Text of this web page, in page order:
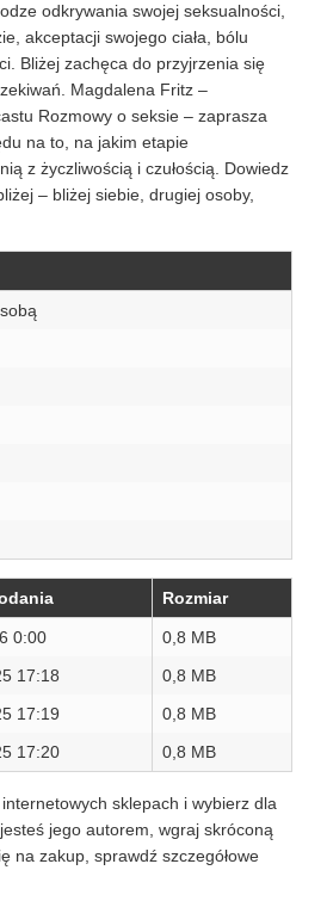
odkrywania swojej seksualności,
akceptacji swojego ciała, bólu
Bliżej zachęca do przyjrzenia się
Magdalena Fritz –
Rozmowy o seksie – zaprasza
na to, na jakim etapie
z życzliwością i czułością. Dowiedz
– bliżej siebie, drugiej osoby,
Rozmiar
0:00
0,8 MB
17:18
0,8 MB
17:19
0,8 MB
17:20 0,8 MB
sklepach i wybierz dla
jego autorem, wgraj skróconą
na zakup, sprawdź szczegółowe